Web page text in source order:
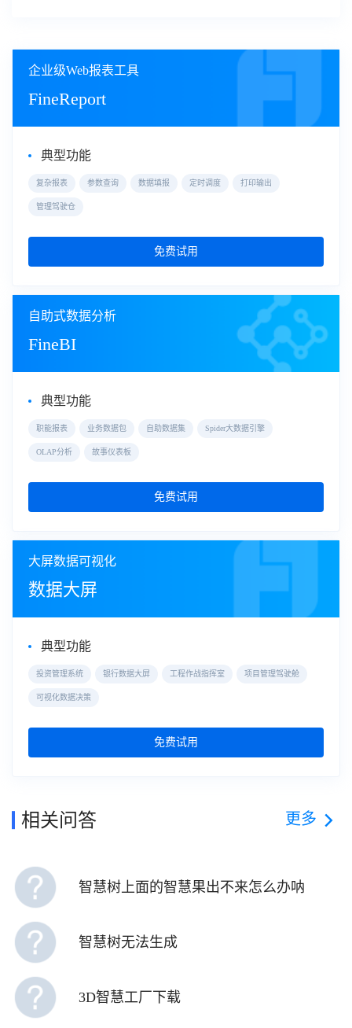
企业级Web报表工具
FineReport
典型功能
复杂报表 参数查询 数据填报 定时调度 打印输出
管理驾驶仓
免费试用
自助式数据分析
FineBI
典型功能
职能报表 业务数据包 自助数据集 Spider大数据引擎
OLAP分析 故事仪表板
免费试用
大屏数据可视化
数据大屏
典型功能
投资管理系统 银行数据大屏 工程作战指挥室 项目管理驾驶舱
可视化数据决策
免费试用
相关问答 更多
智慧树上面的智慧果出不来怎么办呐
智慧树无法生成
3D智慧工厂下载